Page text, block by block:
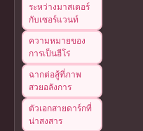
ระหว่างมาสเตอร์
กับเซอร์แวนท์
ความหมายของ
การเป็นฮีโร่
ฉากต่อสู้ที่ภาพ
สวยอลังการ
ตัวเอกสายดาร์กที่
น่าสงสาร